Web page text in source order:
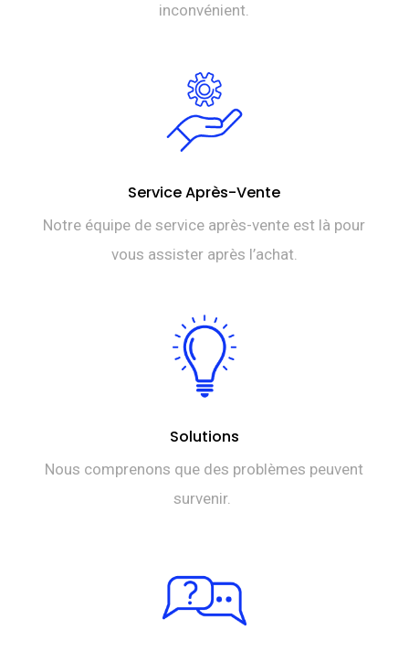
inconvénient.
Service Après-Vente
Notre équipe de service après-vente est là pour
vous assister après l’achat.
Solutions
Nous comprenons que des problèmes peuvent
survenir.